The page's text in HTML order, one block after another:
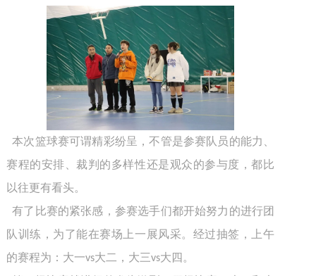
本次篮球赛可谓精彩纷呈，不管是参赛队员的能力、
赛程的安排、裁判的多样性还是观众的参与度，都比
以往更有看头。
有了比赛的紧张感，参赛选手们都开始努力的进行团
队训练，为了能在赛场上一展风采。经过抽签，上午
的赛程为：大一vs大二，大三vs大四。